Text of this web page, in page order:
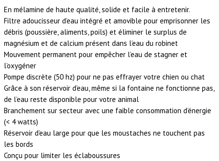
En mélamine de haute qualité, solide et facile à entretenir.
Filtre adoucisseur d’eau intégré et amovible pour emprisonner les
débris (poussière, aliments, poils) et éliminer le surplus de
magnésium et de calcium présent dans l’eau du robinet
Mouvement permanent pour empêcher l’eau de stagner et
l’oxygéner
Pompe discrète (50 hz) pour ne pas effrayer votre chien ou chat
Grâce à son réservoir d’eau, même si la fontaine ne fonctionne pas,
de l’eau reste disponible pour votre animal
Branchement sur secteur avec une faible consommation d’énergie
(< 4 watts)
Réservoir d’eau large pour que les moustaches ne touchent pas
les bords
Conçu pour limiter les éclaboussures